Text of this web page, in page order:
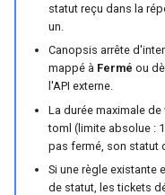
statut reçu dans la
un.
Canopsis arrête
mappé à Fermé ou
l'API externe.
La durée maximale
toml (limite absolue :
pas fermé, son statut
Si une règle existante
de statut, les tickets